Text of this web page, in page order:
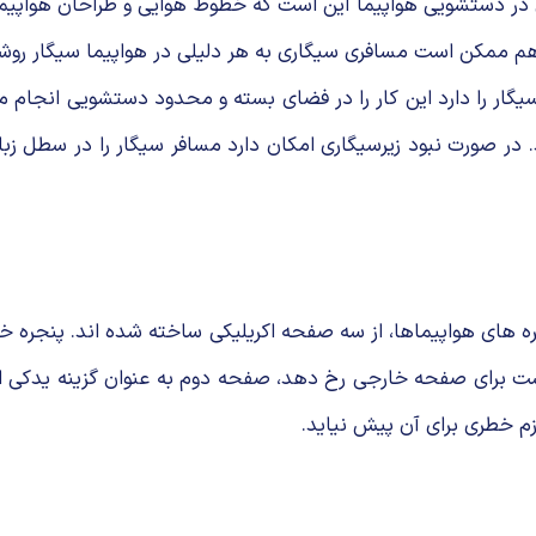
ممکن است مسافری سیگاری به هر دلیلی در هواپیما سیگار
را دارد این کار را در فضای بسته و محدود دستشویی
صورت نبود زیرسیگاری امکان دارد مسافر سیگار را در سطل
های هواپیماها، از سه صفحه اکریلیکی ساخته شده اند.
برای صفحه خارجی رخ دهد، صفحه دوم به عنوان گزینه
خطری برای آن پیش نیاید.